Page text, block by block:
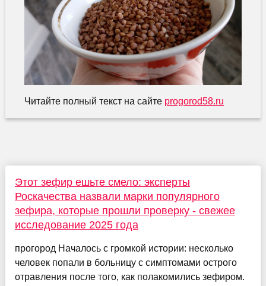
Читайте полный текст на сайте progorod58.ru
Этот зефир ешьте смело: эксперты
Роскачества назвали марки популярного
зефира, которые прошли проверку - свежее
исследование 2025 года
прогород Началось с громкой истории: несколько
человек попали в больницу с симптомами острого
отравления после того, как полакомились зефиром.